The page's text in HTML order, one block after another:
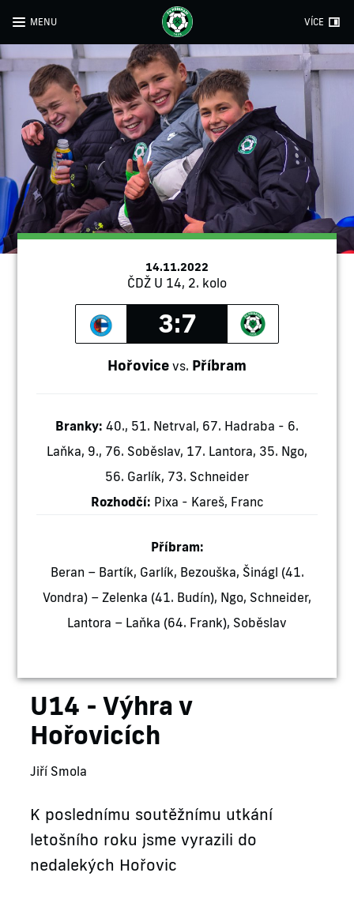
MENU VÍCE
14.11.2022
ČDŽ U 14, 2. kolo
3:7
Hořovice vs. Příbram
Branky: 40., 51. Netrval, 67. Hadraba - 6.
Laňka, 9., 76. Soběslav, 17. Lantora, 35. Ngo,
56. Garlík, 73. Schneider
Rozhodčí: Pixa - Kareš, Franc
Příbram:
Beran ­– Bartík, Garlík, Bezouška, Šinágl (41.
Vondra) – Zelenka (41. Budín), Ngo, Schneider,
Lantora – Laňka (64. Frank), Soběslav
U14 - Výhra v
Hořovicích
Jiří Smola
K poslednímu soutěžnímu utkání
letošního roku jsme vyrazili do
nedalekých Hořovic